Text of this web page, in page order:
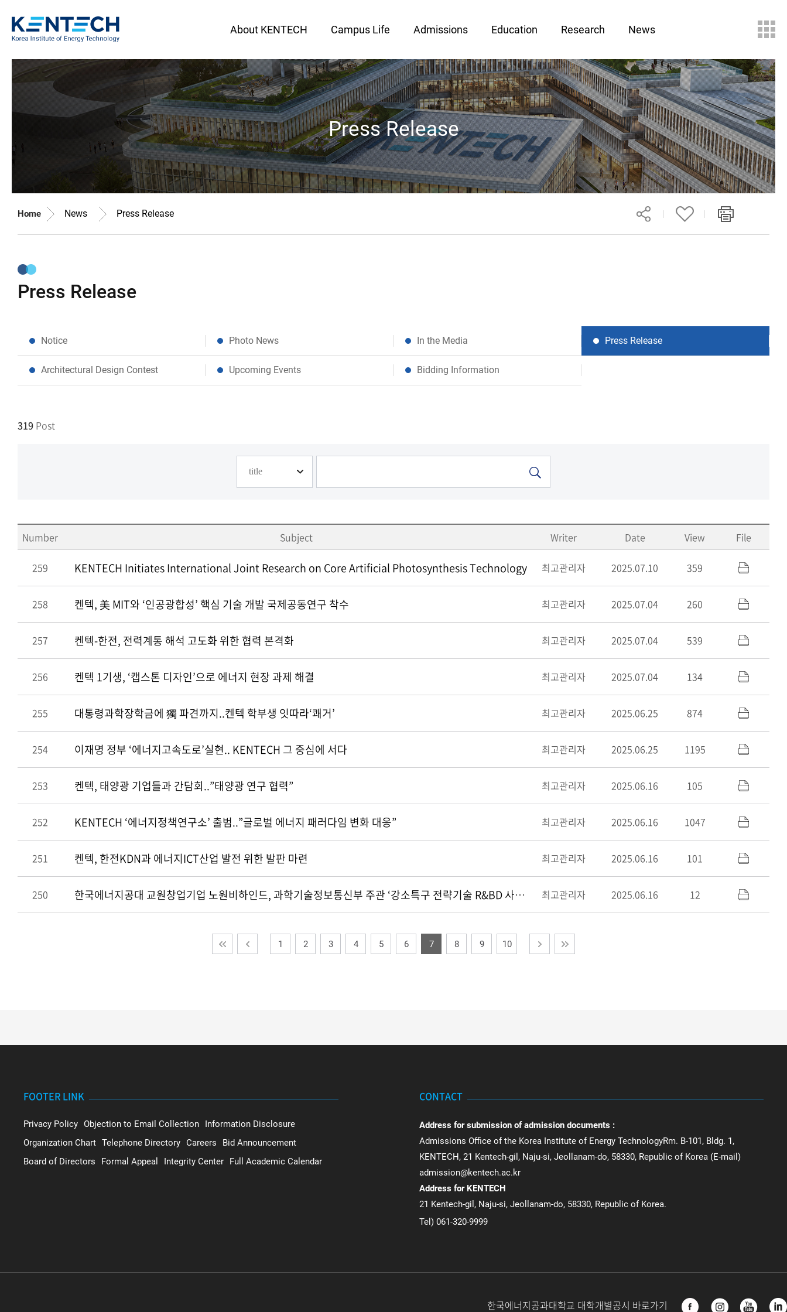
About KENTECH Campus Life Admissions Education Research News
Press Release
Home News Press Release
Press Release
Notice Photo News In the Media Press Release
Architectural Design Contest Upcoming Events Bidding Information
319 Post
Number Subject Writer Date View File
259 KENTECH Initiates International Joint Research on Core Artificial Photosynthesis Technology 최고관리자 2025.07.10 359
258 켄텍, 美 MIT와 ‘인공광합성’ 핵심 기술 개발 국제공동연구 착수 최고관리자 2025.07.04 260
257 켄텍-한전, 전력계통 해석 고도화 위한 협력 본격화 최고관리자 2025.07.04 539
256 켄텍 1기생, ‘캡스톤 디자인’으로 에너지 현장 과제 해결 최고관리자 2025.07.04 134
255 대통령과학장학금에 獨 파견까지..켄텍 학부생 잇따라‘쾌거’ 최고관리자 2025.06.25 874
254 이재명 정부 ‘에너지고속도로’실현.. KENTECH 그 중심에 서다 최고관리자 2025.06.25 1195
253 켄텍, 태양광 기업들과 간담회..”태양광 연구 협력” 최고관리자 2025.06.16 105
252 KENTECH ‘에너지정책연구소’ 출범..”글로벌 에너지 패러다임 변화 대응” 최고관리자 2025.06.16 1047
251 켄텍, 한전KDN과 에너지ICT산업 발전 위한 발판 마련 최고관리자 2025.06.16 101
250 한국에너지공대 교원창업기업 노원비하인드, 과학기술정보통신부 주관 ‘강소특구 전략기술 R&BD 사업’ 선정 최고관리자 2025.06.16 12
1 2 3 4 5 6 7 8 9 10
FOOTER LINK
Privacy Policy Objection to Email Collection
Information Disclosure
Organization Chart Telephone Directory Careers
Bid Announcement
Board of Directors
Formal Appeal Integrity Center Full Academic Calendar
CONTACT
Address for submission of admission documents :
Admissions Office of the Korea Institute of Energy TechnologyRm. B-101, Bldg. 1,
KENTECH, 21 Kentech-gil, Naju-si, Jeollanam-do, 58330, Republic of Korea (E-mail)
admission@kentech.ac.kr
Address for KENTECH
21 Kentech-gil, Naju-si, Jeollanam-do, 58330, Republic of Korea.
Tel) 061-320-9999
한국에너지공과대학교 대학개별공시 바로가기